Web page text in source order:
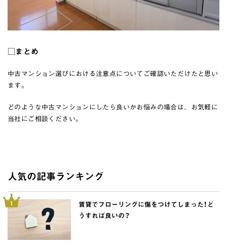
□まとめ
中古マンション選びにおける注意点についてご確認いただけたと思い
ます。
どのような中古マンションにしたら良いかお悩みの場合は、お気軽に
当社にご相談ください。
人気の記事ランキング
賃貸でフローリングに傷をつけてしまった！ど
うすれば良いの？